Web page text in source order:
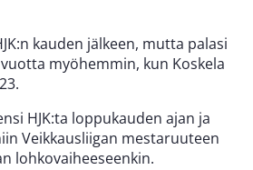
kauden jälkeen, mutta palasi
myöhemmin, kun Koskela
HJK:ta loppukauden ajan ja
Veikkausliigan mestaruuteen
lohkovaiheeseenkin.